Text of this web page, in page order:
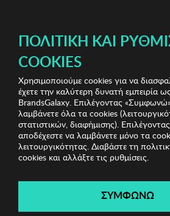
Bags & Wallets Shop
Bags & Wallets Shop
Λήγει σε: 00ημέρες | 00ώρες 00
Filters
ΠΟΛΙΤΙΚΉ ΚΑΙ
COOKIES
Χρησιμοποιούμε cookies για να
έχετε την καλύτερη δυνατή εμπειρία
BrandsGalaxy. Επιλέγοντας
λαμβάνετε όλα τα cookies
στατιστικών, διαφήμισης).
αποδέχεστε να λαμβάνετε μόνο τα
λειτουργικότητας. Διαβάστε τη
cookies και αλλάξτε τις ρυθμίσεις.
ΣΥΜΦΩΝΩ